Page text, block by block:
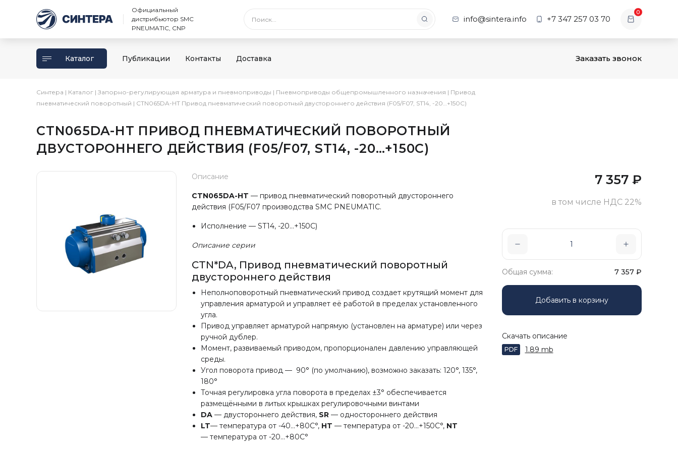
Официальный
дистрибьютор SMC
PNEUMATIC, CNP
info@sintera.info +7 347 257 03 70
0
Каталог Публикации Контакты Доставка Заказать звонок
Синтера | Каталог | Запорно-регулирующая арматура и пневмоприводы | Пневмоприводы общепромышленного назначения | Привод
пневматический поворотный | CTN065DA-HT Привод пневматический поворотный двустороннего действия (F05/F07, ST14, -20…+150С)
CTN065DA-HT ПРИВОД ПНЕВМАТИЧЕСКИЙ ПОВОРОТНЫЙ
ДВУСТОРОННЕГО ДЕЙСТВИЯ (F05/F07, ST14, -20…+150С)
Описание
CTN065DA-HT — привод пневматический поворотный двустороннего
действия (F05/F07 производства SMC PNEUMATIC.
Исполнение — ST14, -20…+150С)
Описание серии
CTN*DA, Привод пневматический поворотный
двустороннего действия
Неполноповоротный пневматический привод создает крутящий момент для
управления арматурой и управляет её работой в пределах установленного
угла.
Привод управляет арматурой напрямую (установлен на арматуре) или через
ручной дублер.
Момент, развиваемый приводом, пропорционален давлению управляющей
среды.
Угол поворота привод — 90° (по умолчанию), возможно заказать: 120°, 135°,
180°
Точная регулировка угла поворота в пределах ±3° обеспечивается
размещёнными в литых крышках регулировочными винтами
DA— двустороннего действия, SR— одностороннего действия
LT— температура от -40…+80С°, HT — температура от -20…+150С°, NT
— температура от -20…+80С°
7 357 ₽
в том числе НДС 22%
Общая сумма: 7 357 ₽
Добавить в корзину
Скачать описание
PDF 1.89 mb